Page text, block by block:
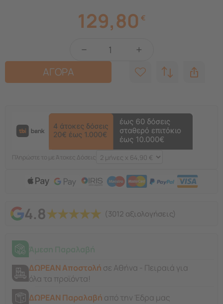
129,80 €
+
−
ΑΓΟΡΑ
Πληρώστε το με Άτοκες Δόσεις
4.8★★★★★ (3012 αξιολογήσεις)
ΔΩΡΕΑΝ Αποστολή σε Αθήνα - Πειραιά για
όλα τα προϊόντα!
ΔΩΡΕΑΝ Παραλαβή από την Έδρα μας